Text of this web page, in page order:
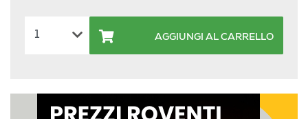
AGGIUNGI AL CARRELLO